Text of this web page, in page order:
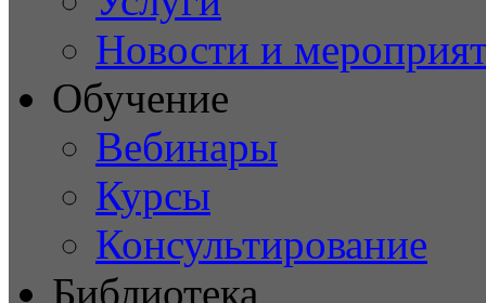
Новости и
Обучение
Вебинары
Курсы
Консультирование
Библиотека